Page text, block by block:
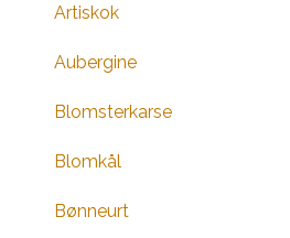
Artiskok
Aubergine
Blomsterkarse
Blomkål
Bønneurt